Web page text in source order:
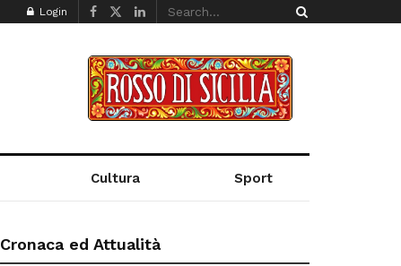
Login
Cultura Sport
Cronaca ed Attualità